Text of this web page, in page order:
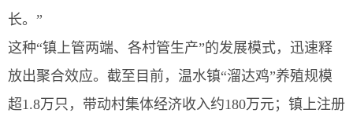
长。”
这种“镇上管两端、各村管生产”的发展模式，迅速释
放出聚合效应。截至目前，温水镇“溜达鸡”养殖规模
超1.8万只，带动村集体经济收入约180万元；镇上注册